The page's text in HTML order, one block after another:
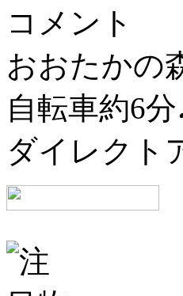
コメント
おおたかの
自転車約6
ダイレクト